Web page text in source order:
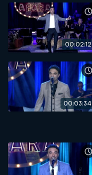
00:02:12
00:03:34